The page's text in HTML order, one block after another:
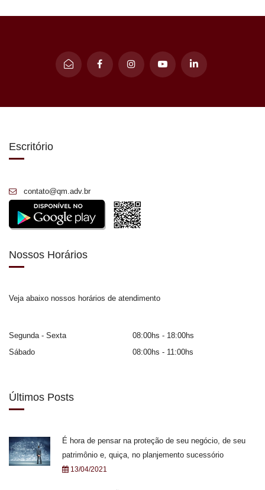
Escritório
contato@qm.adv.br
Nossos Horários
Veja abaixo nossos horários de atendimento
Segunda - Sexta
08:00hs - 18:00hs
Sábado
08:00hs - 11:00hs
Últimos Posts
É hora de pensar na proteção de seu negócio, de seu
patrimônio e, quiça, no planjemento sucessório
13/04/2021